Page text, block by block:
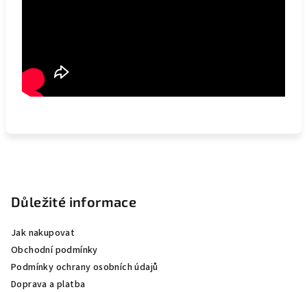
Důležité informace
Jak nakupovat
Obchodní podmínky
Podmínky ochrany osobních údajů
Doprava a platba